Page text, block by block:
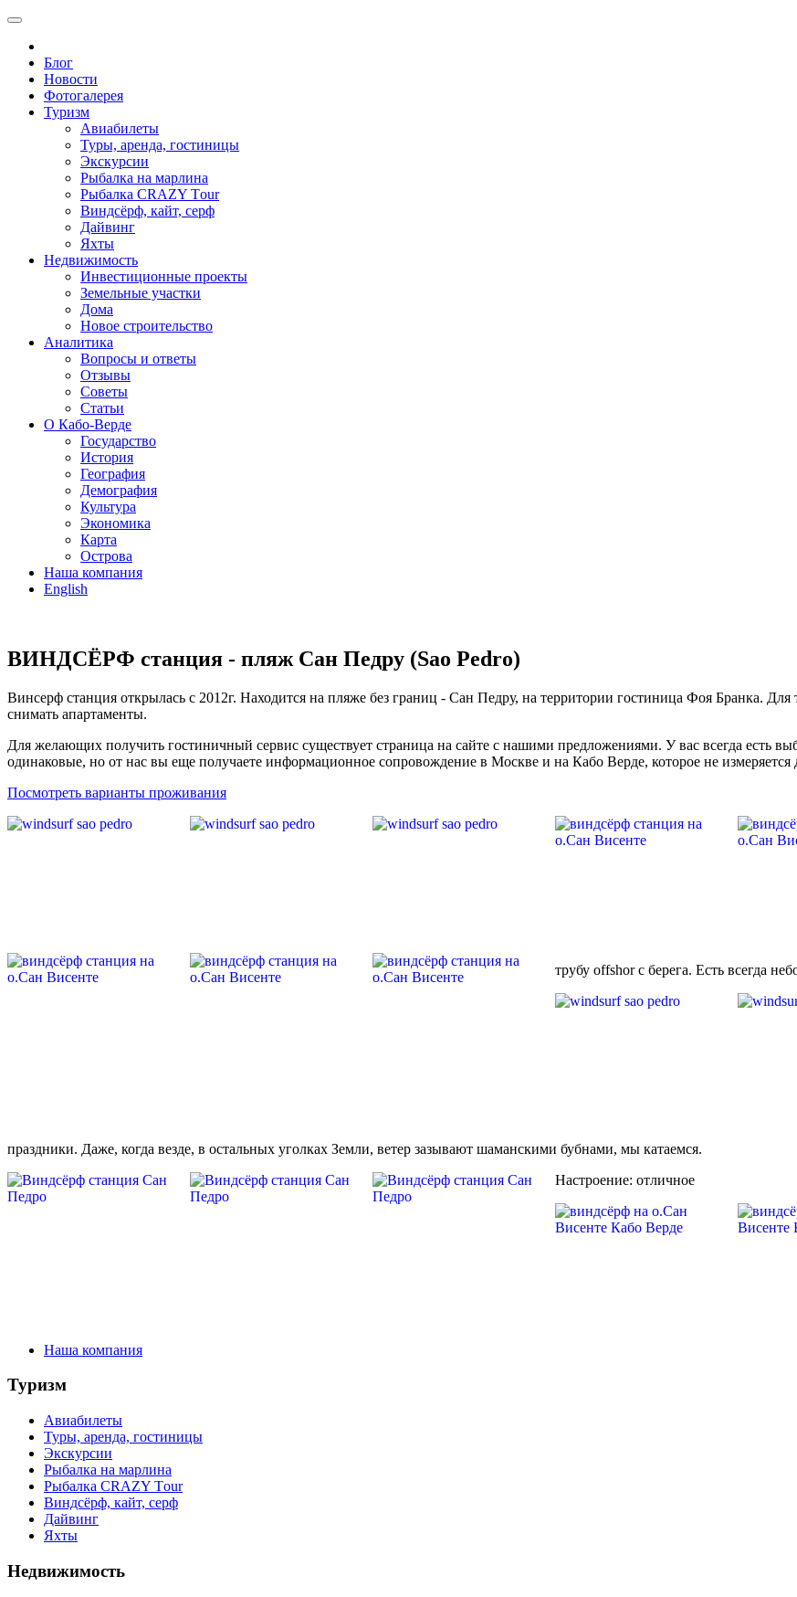
Блог
Новости
Фотогалерея
Туризм
Авиабилеты
Туры, аренда, гостиницы
Экскурсии
Рыбалка на марлина
Рыбалка CRAZY Тour
Виндсёрф, кайт, серф
Дайвинг
Яхты
Недвижимость
Инвестиционные проекты
Земельные участки
Дома
Новое строительство
Аналитика
Вопросы и ответы
Отзывы
Советы
Статьи
О Кабо-Верде
Государство
История
География
Демография
Культура
Экономика
Карта
Острова
Наша компания
English
ВИНДСЁРФ станция - пляж Сан Педру (Sao Pedro)
Винсерф станция открылась с 2012г. Находится на пляже без границ - Сан Педру, на территории гостиница Фоя Бранка.
снимать апартаменты.
Для желающих получить гостиничный сервис существует страница на сайте с нашими предложениями. У вас всегда есть
одинаковые, но от нас вы еще получаете информационное сопровождение в Москве и на Кабо Верде, которое не измеряется
Посмотреть варианты проживания
трубу offshor с берега. Есть всегда
праздники. Даже, когда везде, в остальных уголках Земли, ветер зазывают шаманскими бубнами, мы катаемся.
Настроение: отличное
Наша компания
Туризм
Авиабилеты
Туры, аренда, гостиницы
Экскурсии
Рыбалка на марлина
Рыбалка CRAZY Тour
Виндсёрф, кайт, серф
Дайвинг
Яхты
Недвижимость